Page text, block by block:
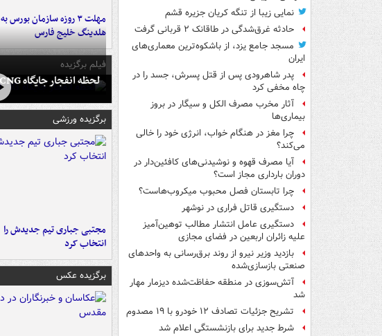
نمایی زیبا از تنگه کریان جزیره قشم
حادثه غرق‌شدگی در طاقانک ۲ قربانی گرفت
مسجد جامع یزد، از باشکوه‌ترین معماری‌های
ایران
پدر شاهرودی پس از قتل پسرش، جسد را در
چاه مخفی کرد
آثار مخرب مصرف الکل و سیگار در بروز
بیماری‌ها
چرا مغز در هنگام خواب، انرژی خود را خالی
می‌کند؟
آیا مصرف قهوه و نوشیدنی‌های کافئین‌دار در
دوران بارداری مجاز است؟
چرا تابستان فصل محبوب میکروب‌هاست؟
دستگیری قاتل فراری در نوشهر
دستگیری عامل انتشار مطالب توهین‌آمیز
علیه زائران اربعین در فضای مجازی
بازدید وزیر نیرو از روند برق‌رسانی به واحدهای
صنعتی بازسازی‌شده
آتش‌سوزی در منطقه حفاظت‌شده دیزمار مهار
شد
تشریح جزئیات تصادف ۱۲ خودرو با ۱۹ مصدوم
شرط جدید برای بازنشستگی اعلام شد
مهلت ۳ روزه سازمان بورس به
هلدینگ خلیج فارس
فیلم برگزیده
لحظه انفجار جایگاه CNG "صحنه" در دوربین مداربسته
برگزیده ورزشی
مجتبی جباری تیم جدیدش را
انتخاب کرد
برگزیده عکس